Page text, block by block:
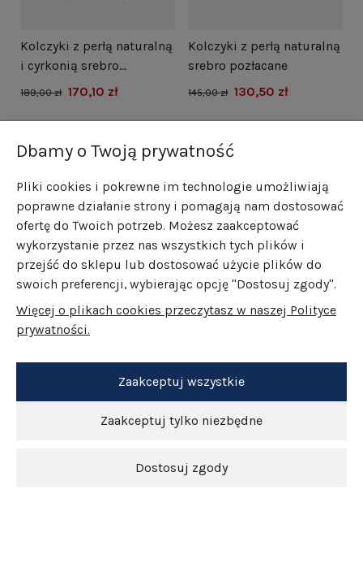
Kolczyki z perłą naturalną
i cyrkonią srebro
rodowane
189,00 zł 170,10 zł
Kolczyki z perłą naturalną
srebro pozłacane
145,00 zł 130,50 zł
Dbamy o Twoją prywatność
Pliki cookies i pokrewne im technologie umożliwiają
poprawne działanie strony i pomagają nam dostosować
ofertę do Twoich potrzeb. Możesz zaakceptować
wykorzystanie przez nas wszystkich tych plików i
przejść do sklepu lub dostosować użycie plików do
swoich preferencji, wybierając opcję "Dostosuj zgody".
Więcej o plikach cookies przeczytasz w naszej Polityce
prywatności.
Zaakceptuj tylko niezbędne
Dostosuj zgody
Zaakceptuj wszystkie